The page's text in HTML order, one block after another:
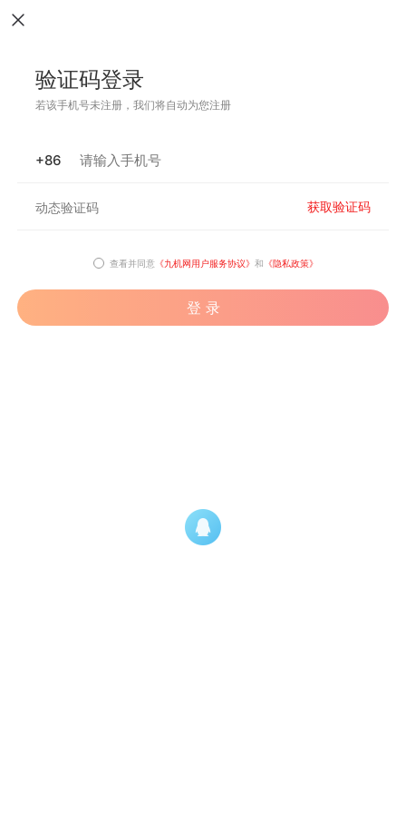
验证码登录
若该手机号未注册，我们将自动为您注册
+86
获取验证码
查看并同意 《九机网用户服务协议》 和 《隐私政策》
登 录